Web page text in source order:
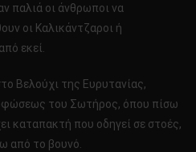
παλιά οι άνθρωποι να
οι Καλικάντζαροι ή
εκεί.
Βελούχι της Ευρυτανίας,
του Σωτήρος, όπου πίσω
καταπακτή που οδηγεί σε στοές,
από το βουνό.